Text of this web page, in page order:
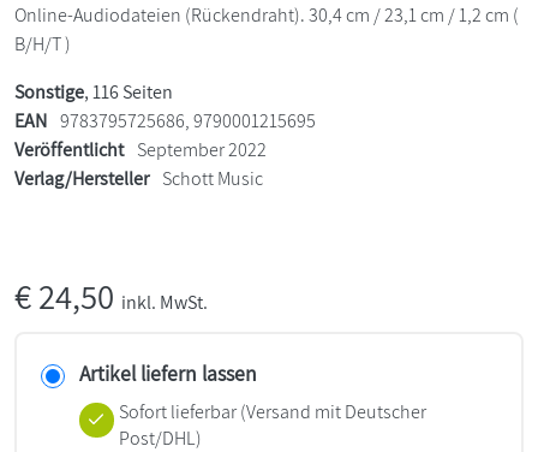
Online-Audiodateien (Rückendraht). 30,4 cm / 23,1 cm / 1,2 cm (
B/H/T )
Sonstige, 116 Seiten
EAN 9783795725686, 9790001215695
Veröffentlicht September 2022
Verlag/Hersteller Schott Music
€24,50 inkl. MwSt.
Artikel liefern lassen
Sofort lieferbar(Versand mit Deutscher
Post/DHL)